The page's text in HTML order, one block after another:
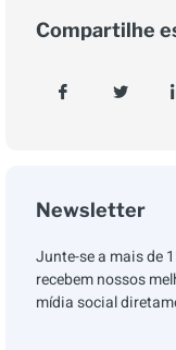
Compartilhe
Newsletter
Junte-se a mais de
recebem nossos
mídia social